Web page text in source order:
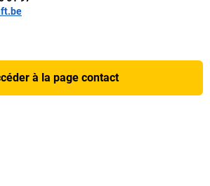
à la page contact